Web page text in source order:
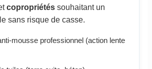
copropriétéssouhaitant un
sans risque de casse.
mousse professionnel (action lente